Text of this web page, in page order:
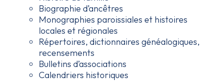
Biographie d’ancêtres
Monographies paroissiales et histoires
locales et régionales
Répertoires, dictionnaires généalogiques,
recensements
Bulletins d’associations
Calendriers historiques